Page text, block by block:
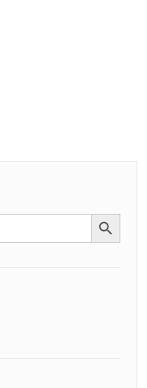
Search Button